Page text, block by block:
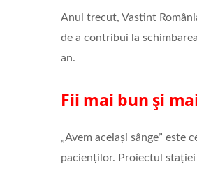
Anul trecut, Vastint
de a contribui la
an.
Fii mai bun și
„Avem același sânge”
pacienților. Proiectul stației